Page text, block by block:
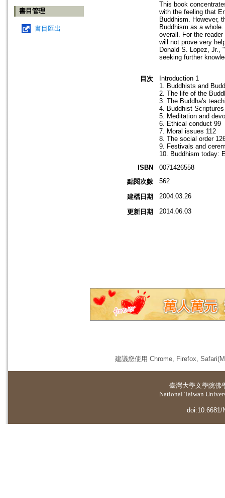
書目管理
書目匯出
This book
with the feeling that
Buddhism. However,
Buddhism as a
overall. For the
will not prove very
Donald S. Lopez, Jr.,
seeking further
目次
Introduction 1
1. Buddhists and
2. The life of the
3. The Buddha's
4. Buddhist
5. Meditation and
6. Ethical conduct 99
7. Moral issues 112
8. The social order
9. Festivals and
10. Buddhism today:
ISBN
0071426558
點閱次數
562
建檔日期 2004.03.26
更新日期 2014.06.03
建議您使用 Chrome, Firefox,
臺灣大學文學院佛
National Taiwan
doi:10.6681/